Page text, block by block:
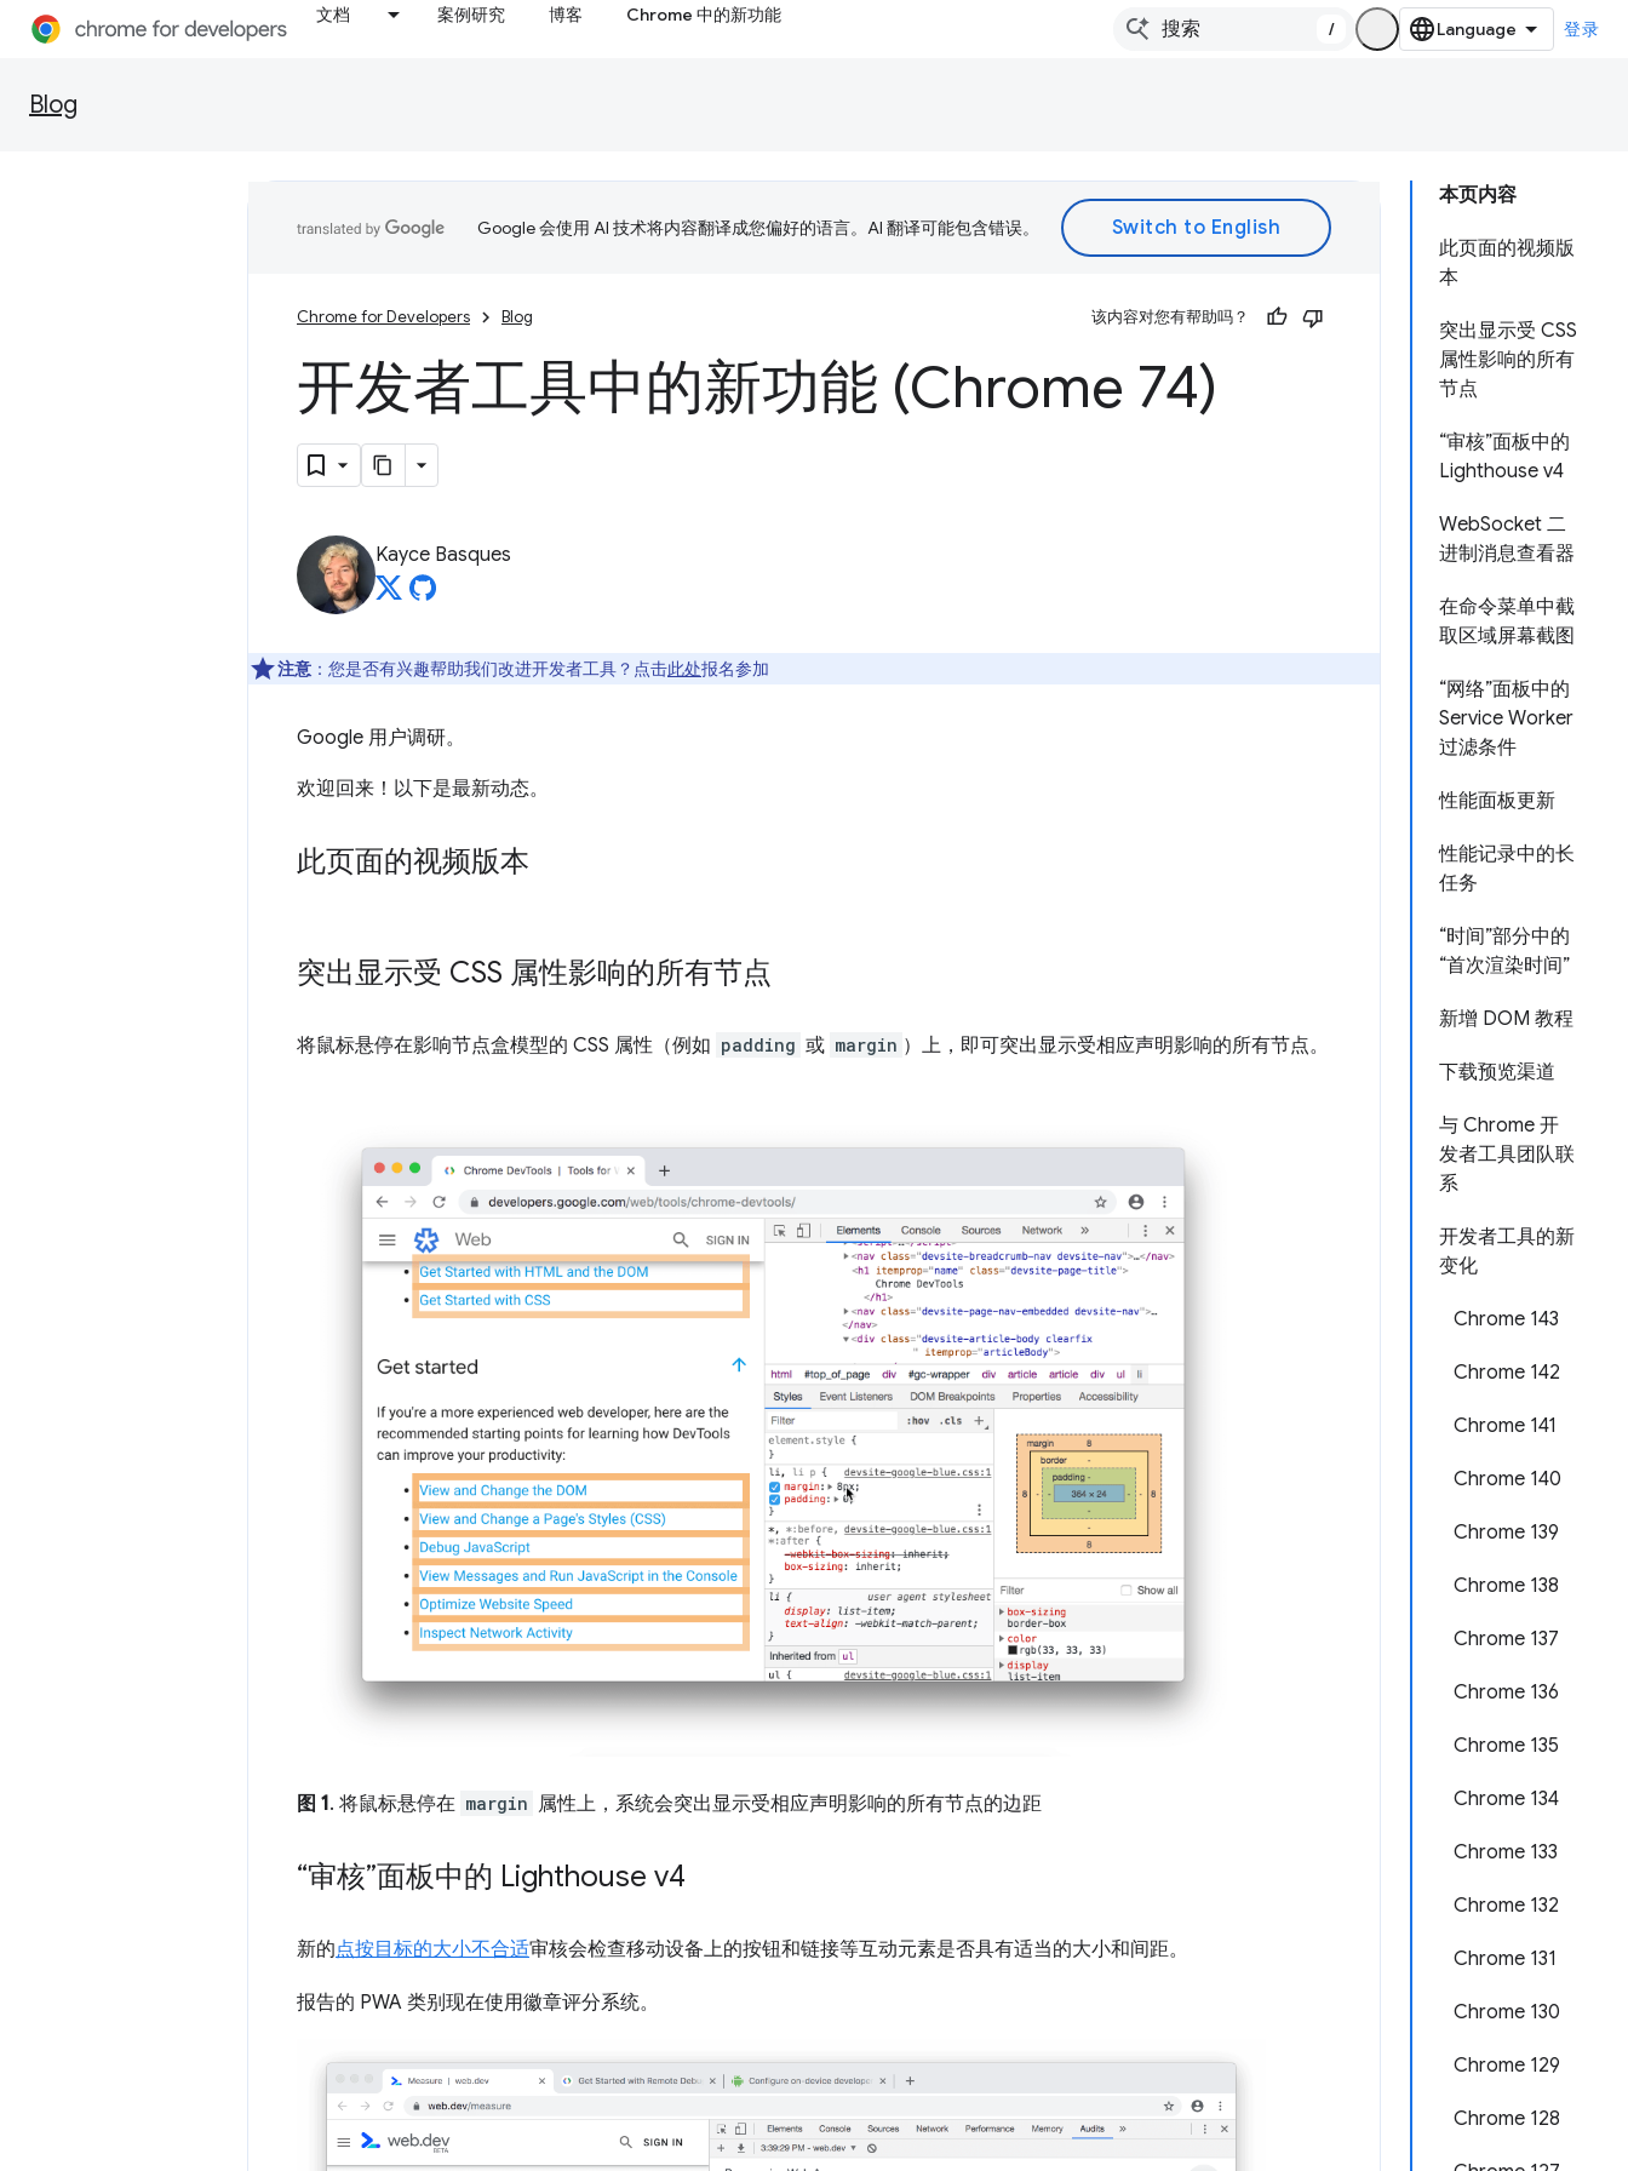
文档 案例研究 博客 Chrome 中的新功能
/ 登录
Blog
本页内容
此页面的视频版
本
突出显示受 CSS
属性影响的所有
节点
“审核”面板中的
Lighthouse v4
WebSocket 二
进制消息查看器
在命令菜单中截
取区域屏幕截图
“网络”面板中的
Service Worker
过滤条件
性能面板更新
性能记录中的长
任务
“时间”部分中的
“首次渲染时间”
新增 DOM 教程
下载预览渠道
与 Chrome 开
发者工具团队联
系
开发者工具的新
变化
Chrome 143
Chrome 142
Chrome 141
Chrome 140
Chrome 139
Chrome 138
Chrome 137
Chrome 136
Chrome 135
Chrome 134
Chrome 133
Chrome 132
Chrome 131
Chrome 130
Chrome 129
Chrome 128
Google 会使用 AI 技术将内容翻译成您偏好的语言。AI 翻译可能包含错误。
Chrome for Developers Blog 该内容对您有帮助吗？
开发者工具中的新功能 (Chrome 74)
Kayce Basques
注意 ：您是否有兴趣帮助我们改进开发者工具？点击此处报名参加
Google 用户调研。
欢迎回来！以下是最新动态。
此页面的视频版本
突出显示受 CSS 属性影响的所有节点
将鼠标悬停在影响节点盒模型的 CSS 属性（例如 padding 或 margin ）上，即可突出显示受相应声明影响的所有节点。
图 1. 将鼠标悬停在 margin 属性上，系统会突出显示受相应声明影响的所有节点的边距
“审核”面板中的 Lighthouse v4
新的点按目标的大小不合适审核会检查移动设备上的按钮和链接等互动元素是否具有适当的大小和间距。
报告的 PWA 类别现在使用徽章评分系统。